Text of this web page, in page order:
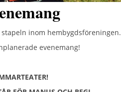
inom hembygdsföreningen.
evenemang!